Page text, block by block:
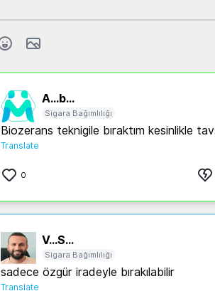
A...b...
Sigara Bağımlılığı
Biozerans teknigile bıraktım kesinlikle
Translate
0
V...S...
Sigara Bağımlılığı
sadece özgür iradeyle bırakılabilir
Translate